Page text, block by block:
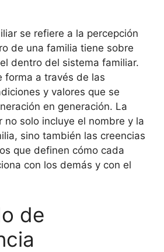
se refiere a la percepción
de una familia tiene sobre
dentro del sistema familiar.
forma a través de las
y valores que se
en generación. La
solo incluye el nombre y la
sino también las creencias
que definen cómo cada
con los demás y con el
de